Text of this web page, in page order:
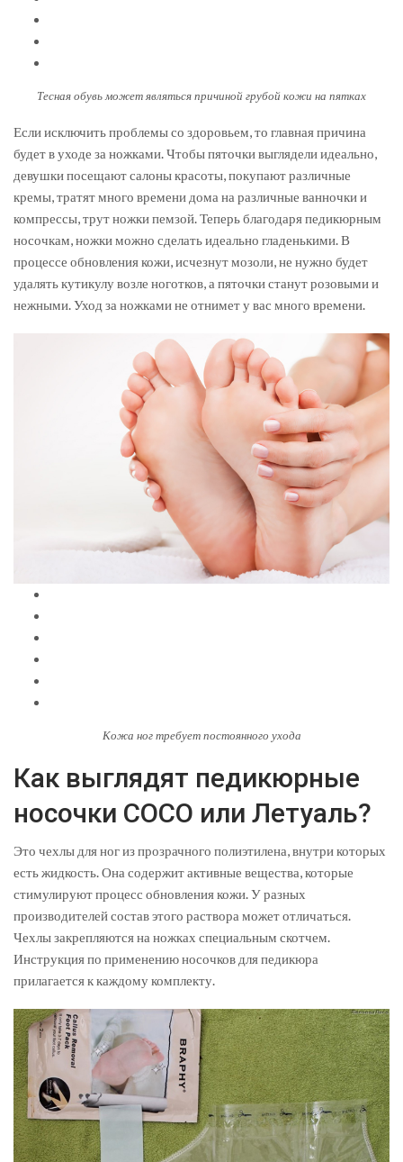
Тесная обувь может являться причиной грубой кожи на пятках
Если исключить проблемы со здоровьем, то главная причина
будет в уходе за ножками. Чтобы пяточки выглядели идеально,
девушки посещают салоны красоты, покупают различные
кремы, тратят много времени дома на различные ванночки и
компрессы, трут ножки пемзой. Теперь благодаря педикюрным
носочкам, ножки можно сделать идеально гладенькими. В
процессе обновления кожи, исчезнут мозоли, не нужно будет
удалять кутикулу возле ноготков, а пяточки станут розовыми и
нежными. Уход за ножками не отнимет у вас много времени.
Кожа ног требует постоянного ухода
Как выглядят педикюрные
носочки COCO или Летуаль?
Это чехлы для ног из прозрачного полиэтилена, внутри которых
есть жидкость. Она содержит активные вещества, которые
стимулируют процесс обновления кожи. У разных
производителей состав этого раствора может отличаться.
Чехлы закрепляются на ножках специальным скотчем.
Инструкция по применению носочков для педикюра
прилагается к каждому комплекту.